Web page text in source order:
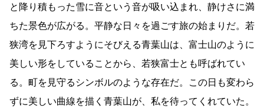
と降り積もった雪に音という音が吸い込まれ、静けさに満
ちた景色が広がる。平静な日々を過ごす旅の始まりだ。若
狭湾を見下ろすようにそびえる青葉山は、富士山のように
美しい形をしていることから、若狭富士とも呼ばれてい
る。町を見守るシンボルのような存在だ。この日も変わら
ずに美しい曲線を描く青葉山が、私を待ってくれていた。